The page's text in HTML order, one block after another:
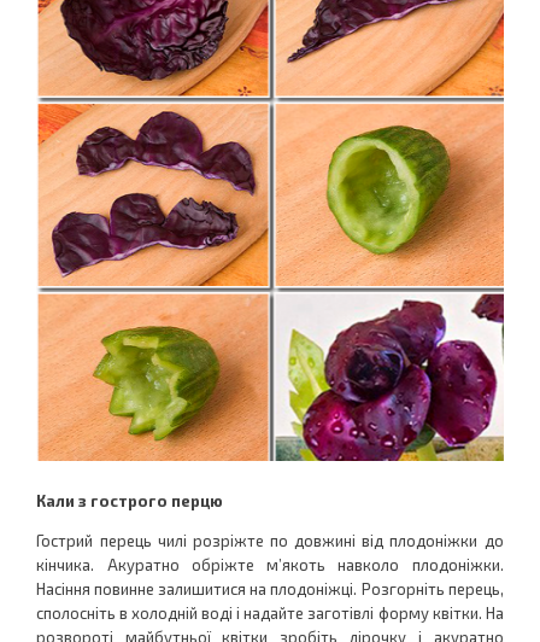
Кали з гострого перцю
Гострий перець чилі розріжте по довжині від плодоніжки до
кінчика. Акуратно обріжте м’якоть навколо плодоніжки.
Насіння повинне залишитися на плодоніжці. Розгорніть перець,
сполосніть в холодній воді і надайте заготівлі форму квітки. На
розвороті майбутньої квітки зробіть дірочку і акуратно